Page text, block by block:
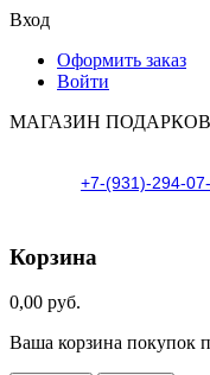
Вход
Оформить заказ
Войти
МАГАЗИН ПОДАРКОВ
+7-(931)-294-
Корзина
0,00 руб.
Ваша корзина покупок